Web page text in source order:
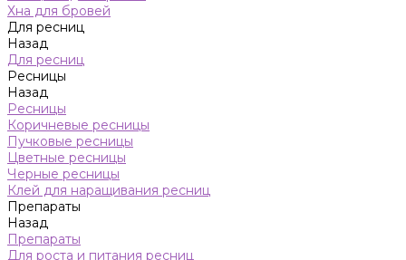
Хна для бровей
Для ресниц
Назад
Для ресниц
Ресницы
Назад
Ресницы
Коричневые ресницы
Пучковые ресницы
Цветные ресницы
Черные ресницы
Клей для наращивания ресниц
Препараты
Назад
Препараты
Для роста и питания ресниц